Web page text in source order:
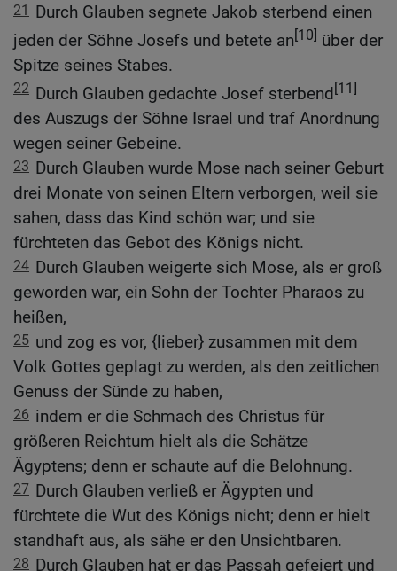
21 Durch Glauben segnete Jakob sterbend einen
jeden der Söhne Josefs und betete an[10] über der
Spitze seines Stabes.
22 Durch Glauben gedachte Josef sterbend[11]
des Auszugs der Söhne Israel und traf Anordnung
wegen seiner Gebeine.
23 Durch Glauben wurde Mose nach seiner Geburt
drei Monate von seinen Eltern verborgen, weil sie
sahen, dass das Kind schön war; und sie
fürchteten das Gebot des Königs nicht.
24 Durch Glauben weigerte sich Mose, als er groß
geworden war, ein Sohn der Tochter Pharaos zu
heißen,
25 und zog es vor, {lieber} zusammen mit dem
Volk Gottes geplagt zu werden, als den zeitlichen
Genuss der Sünde zu haben,
26 indem er die Schmach des Christus für
größeren Reichtum hielt als die Schätze
Ägyptens; denn er schaute auf die Belohnung.
27 Durch Glauben verließ er Ägypten und
fürchtete die Wut des Königs nicht; denn er hielt
standhaft aus, als sähe er den Unsichtbaren.
28 Durch Glauben hat er das Passah gefeiert und